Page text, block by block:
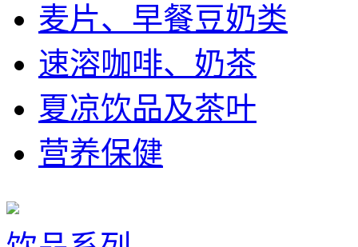
麦片、早餐豆奶类
速溶咖啡、奶茶
夏凉饮品及茶叶
营养保健